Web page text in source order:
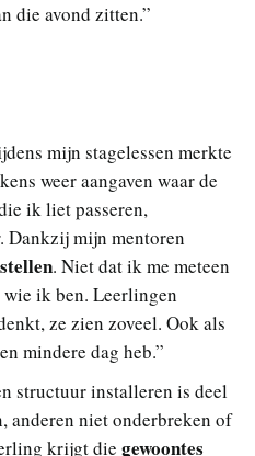
die avond zitten.”
mijn stagelessen merkte
weer aangaven waar de
ik liet passeren,
Dankzij mijn mentoren
. Niet dat ik me meteen
ik ben. Leerlingen
ze zien zoveel. Ook als
mindere dag heb.”
structuur installeren is deel
anderen niet onderbreken of
krijgt die gewoontes